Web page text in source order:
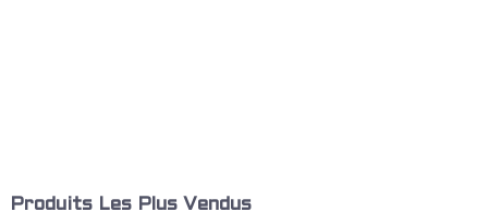
Produits Les Plus Vendus